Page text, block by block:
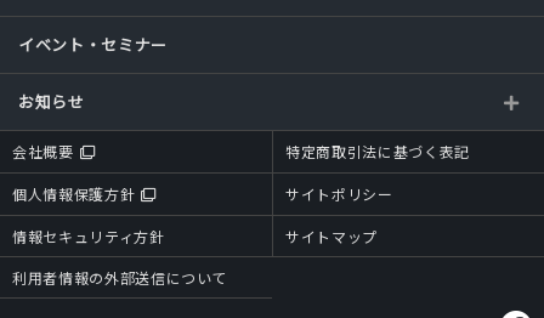
イベント・セミナー
お知らせ
会社概要 特定商取引法に基づく表記
個人情報保護方針 サイトポリシー
情報セキュリティ方針
サイトマップ
利用者情報の外部送信について